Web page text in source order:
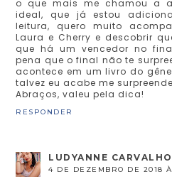
o que mais me chamou a
ideal, que já estou
leitura, quero muito
Laura e Cherry e descobrir
que há um vencedor no
pena que o final não te
acontece em um livro do
talvez eu acabe me
Abraços, valeu pela dica!
RESPONDER
LUDYANNE CARVALHO
4 DE DEZEMBRO DE 2018